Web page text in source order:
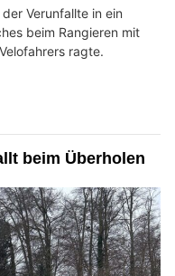
Verunfallte in ein
beim Rangieren mit
ragte.
beim Überholen